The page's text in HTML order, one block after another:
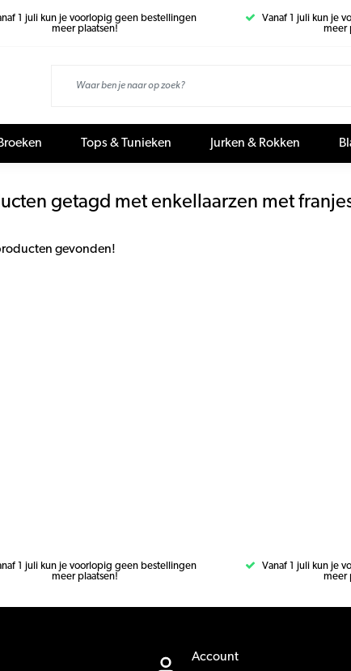
1 juli kun je voorlopig geen bestellingen
meer plaatsen!
Vanaf 1 juli kun je
meer
Tops & Tunieken Jurken & Rokken
getagd met enkellaarzen met
gevonden!
1 juli kun je voorlopig geen bestellingen
meer plaatsen!
Vanaf 1 juli kun je
meer
Account